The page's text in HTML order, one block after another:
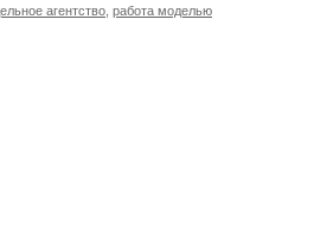
агентство работа моделью